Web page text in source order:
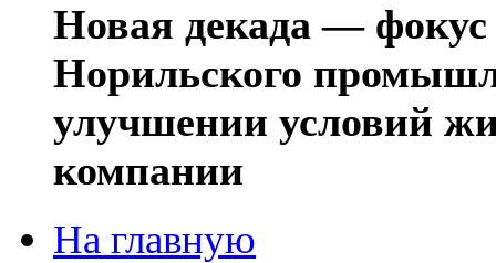
Новая декада — фокус
Норильского
улучшении условий
компании
На главную